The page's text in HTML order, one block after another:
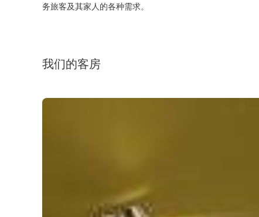
务旅客及其家人的各种需求。
我们的客房